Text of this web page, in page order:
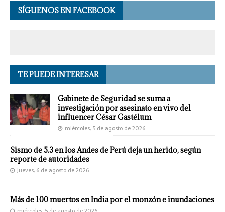
SÍGUENOS EN FACEBOOK
TE PUEDE INTERESAR
Gabinete de Seguridad se suma a
investigación por asesinato en vivo del
influencer César Gastélum
miércoles, 5 de agosto de 2026
Sismo de 5.3 en los Andes de Perú deja un herido, según
reporte de autoridades
jueves, 6 de agosto de 2026
Más de 100 muertos en India por el monzón e inundaciones